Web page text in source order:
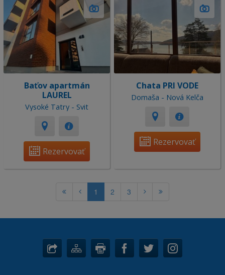
Baťov apartmán
LAUREL
Vysoké Tatry - Svit
Rezervovať
Chata PRI VODE
Domaša - Nová Kelča
Rezervovať
1 2 3